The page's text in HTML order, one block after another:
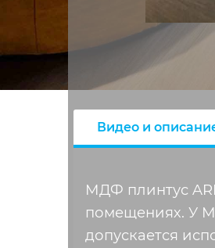
Видео и
МДФ плинтус
помещениях. У
допускается